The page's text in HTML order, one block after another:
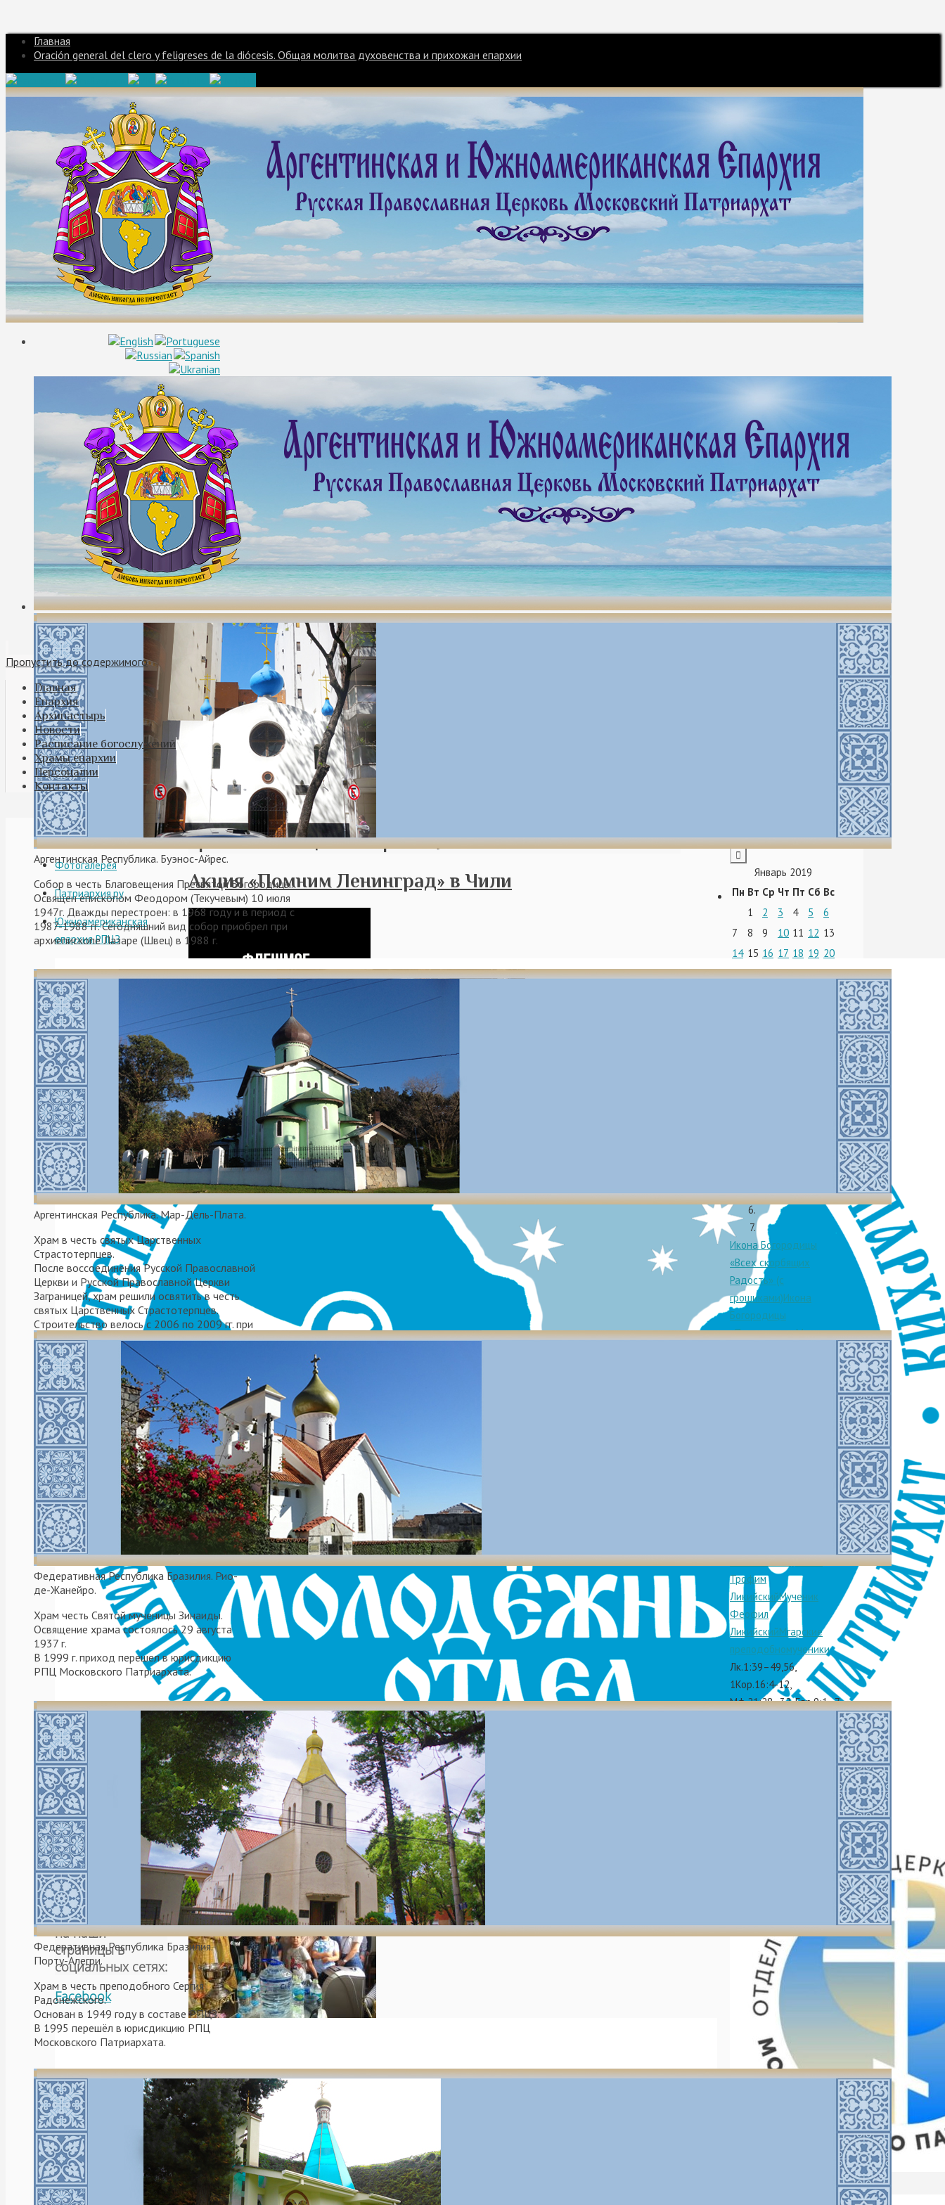
Главная
Oración general del clero y feligreses de la diócesis. Общая молитва духовенства и прихожан епархии
Аргентинская Республика. Буэнос-Айрес.
Собор в честь Благовещения Пресвятой Богородицы.
Освящен епископом Феодором (Текучевым) 10 июля
1947г. Дважды перестроен: в 1968 году и в период с
1987-1988 гг. Сегодняшний вид собор приобрел при
архиепископе Лазаре (Швец) в 1988 г.
Аргентинская Республика. Мар-Дель-Плата.
Храм в честь святых Царственных
Страстотерпцев.
После воссоединения Русской Православной
Церкви и Русской Православной Церкви
Заграницей, храм решили освятить в честь
святых Царственных Страстотерпцев.
Cтроительствo велось с 2006 по 2009 гг. при
митрополите Платоне (Удовенко).
Федеративная Республика Бразилия. Рио-
де-Жанейро.
Храм честь Святой мученицы Зинаиды.
Освящение храма состоялось 29 августа
1937 г.
В 1999 г. приход перешел в юрисдикцию
РПЦ Московского Патриархата.
Федеративная Республика Бразилия.
Порту-Алегри.
Храм в честь преподобного Сергия
Радонежского.
Основан в 1949 году в составе РПЦЗ.
В 1995 перешёл в юрисдикцию РПЦ
Московского Патриархата.
Пропустить до содержимого
Главная
Епархия
Архипастырь
Новости
Расписание богослужений
Храмы епархии
Персоналии
Контакты
Архивы по месяцам:Январь 2019
Акция «Помним Ленинград» в Чили
В преддверии празднования 75-летия полного освобождения Ленинграда от фашистской блокады –
27 января, Общероссийская общественная организация «Офицеры России» (отд. Германия), Клуб
исторической реконструкции «Драккар» и Молодежная Ассоциация МАКС при КСОРС …
Читать далее
29.01.2019Não categorizado,Sin categorizar,Без рубрики
Celebración de la Fiesta del Bautismo del Señor en los
Templos de la Provincia de Misiones
El Viernes 18 de Enero el Padre Bartolomé celebró la Víspera de la Fiesta en la Comununidad Ortodoxa
del Leeandro N. Alem junto al Oficio de Bendición del Agua. El …
Читать далее
25.01.2019Las parroquias de Argentina y de Sudamérica
и Южноамериканской епархии
Transmisión online a través de la página de Facebook
del Metropolita Ignacio de la sesión «La Misión
Ortodoxa en el extranjero» con traducción al español.
Онлайн-трансляция работы секции «Православная
миссия за рубежом» с переводом на испанский
El día 28 de enero, de 10 a 19 horas, se realizará desde la Catedral de Cristo Salvador de Moscú, la
transmisión online a través de la página de Facebook …
Читать далее
24.01.2019El Metropolita, Анонсы ,Без рубрики,Митрополит,
Праздник Богоявления в Перу
воды. Вечером того же дня, …
Читать далее
24.01.2019Las parroquias de Argentina y de Sudamérica
Праздники,приходы Аргентинской и Южноамериканской епархии
Celebración de la Gran Fiesta de la Epifanía año 2019 en
la parroquia de San Nicolás de Serbia Serbio, Santiago,
Видео
Фотогалерея
Патриархия.ру
Южноамериканская
епархия РПЦЗ
Читать далее
Подписывайтесь
на наши
страницы в
социальных сетях:
Facebook
Январь 2019
Пн Вт Ср Чт Пт Сб Вс
1 2 3 4 5
6
7
8 9 10 11 12 13
14 15 16 17 18 19 20
21 22 23 24 25 26 27
Икона Богородицы
«Всех скорбящих
Радость» (с
грошиками)Икона
Богородицы
«Почаевская» Мученики
Священномученик
ЛевкатскаяМученик
Трофим
ЛикийскийМученик
Феофил
ЛикийскийМгарские
преподобномученики
Лк.1:39–49,56,
1Кор.16:4-12,
Мф.21:28–32, Евр.9:1–7,